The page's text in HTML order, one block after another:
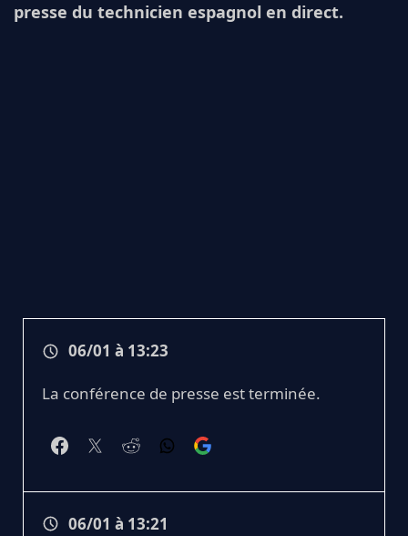
presse du technicien espagnol en direct.
06/01 à 13:23
La conférence de presse est terminée.
06/01 à 13:21